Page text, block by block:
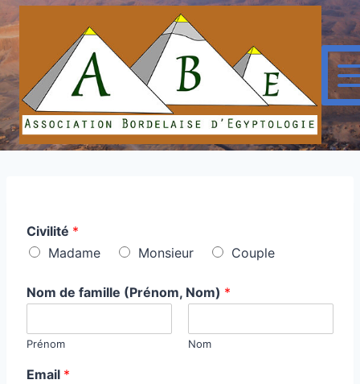
Skip
to
content
Civilité *
Madame
Monsieur Couple
Nom de famille (Prénom, Nom) *
Prénom Nom
Email *